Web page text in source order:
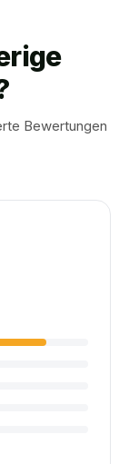
Bewertungen